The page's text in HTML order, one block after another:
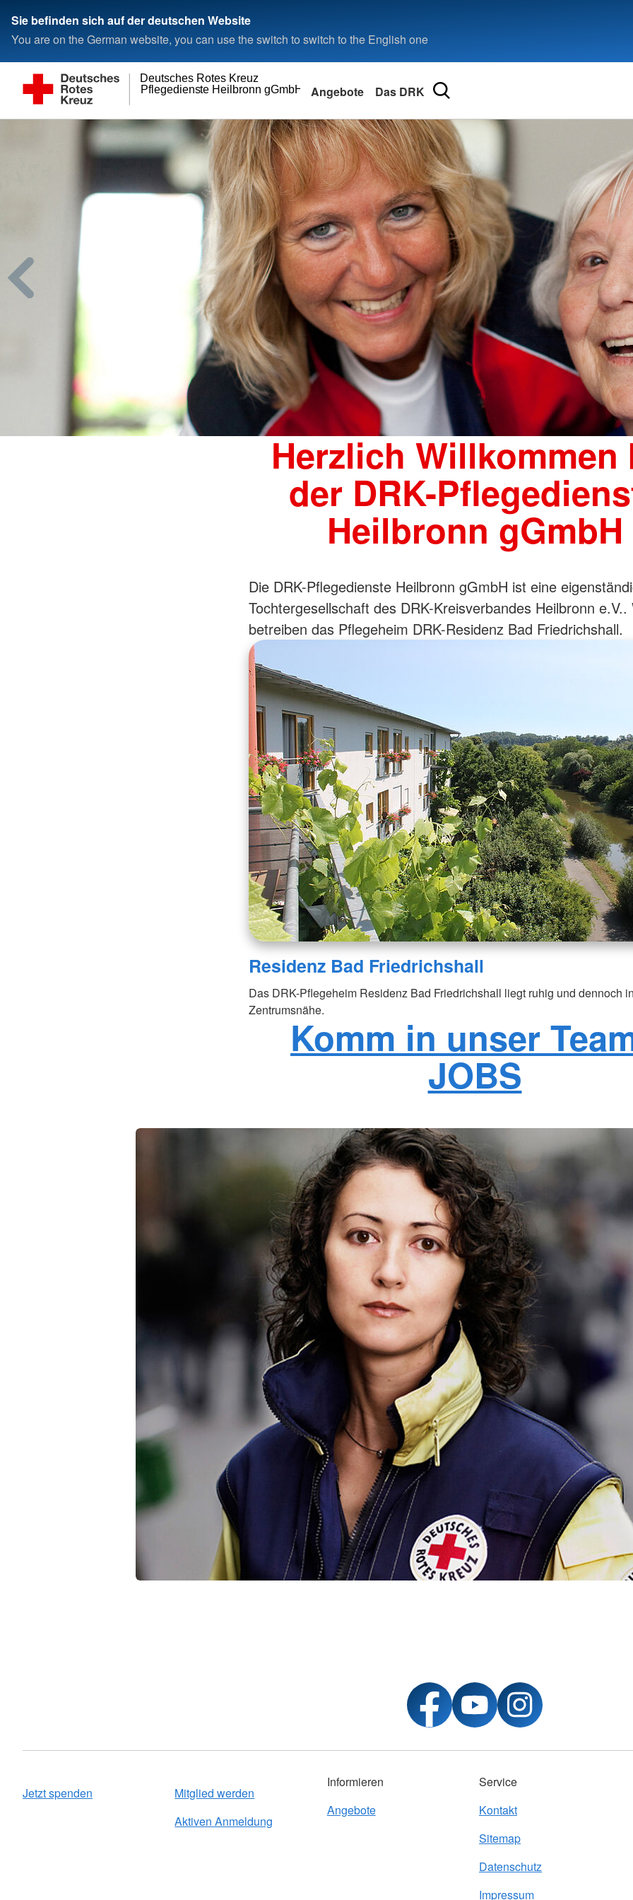
Sie befinden sich auf der deutschen Website
You are on the German website, you can use the switch to switch to the English one
Pflegedienste Heilbronn gGmbH
Deutsches Rotes Kreuz
Angebote
Wohnen und Betreuung
Das DRK
Wer wir sind
Die Geschäftsführung
Kontaktformular
Adressen
DRK-Kreisverband Heilbronn
Landesverbände
Kreisverbände
Rotes Kreuz international
Generalsekretariat
Herzlich Willkommen
der DRK-
Heilbronn gGmbH
Die DRK-Pflegedienste Heilbronn gGmbH ist eine
Tochtergesellschaft des DRK-Kreisverbandes Heilbronn e.V..
betreiben das Pflegeheim DRK-Residenz Bad Friedrichshall.
Residenz Bad Friedrichshall
Das DRK-Pflegeheim Residenz Bad Friedrichshall liegt ruhig und dennoch
Zentrumsnähe.
Komm in unser
JOBS
Jetzt spenden
Mitglied werden
Aktiven Anmeldung
Informieren
Angebote
Service
Kontakt
Sitemap
Datenschutz
Impressum